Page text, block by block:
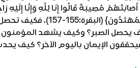
وَالثَّمَرَاتِ وَبَشِّرِ الصَّابِرِينَ (155) الَّذِينَ إِذَا أَصَابَتْهُمْ مُصِيبَةٌ قَالُوا إِنَا لِلَّهِ وَإِنَّا
(156) أُولَئِكَ عَلَيْهِمْ صَلَوَاتٌ مِنْ رَبِّهِمْ وَرَحْمَةٌ وَأُولَئِكَ هُمُ الْمُهْتَدُونَ} (البقرة:155-157). فكيف
يحصل الصبر؟ وكيف يشهد المؤمنون
الإيمان باليوم الآخر؟ كيف